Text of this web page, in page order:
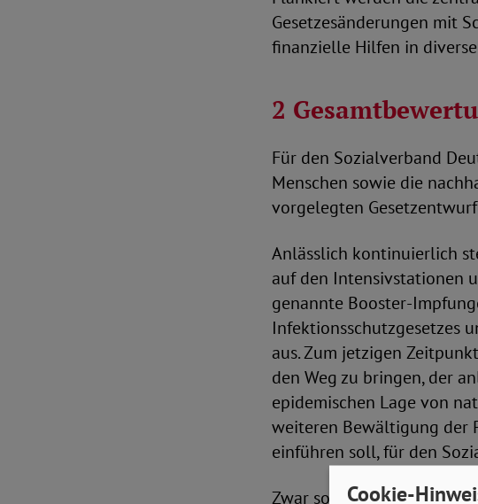
Gesetzesänderungen mit
finanzielle Hilfen in
2
Für den Sozialverband
Menschen sowie die
vorgelegten
Anlässlich kontinuierlich
auf den Intensivstationen
genannte Booster-
Infektionsschutzgesetzes
aus. Zum jetzigen
den Weg zu bringen, der
epidemischen Lage von
weiteren Bewältigung der
einführen soll, für den
Zwar sollen bundesweit
Cookie-